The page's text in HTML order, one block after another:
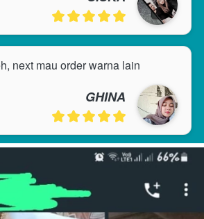
next mau order warna lain
GHINA